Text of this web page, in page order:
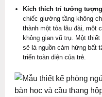
Kích thích trí tưởng
chiếc giường tầng không
thành một tòa lâu đài, một
không gian vũ trụ. Một
sẽ là nguồn cảm hứng bất
triển toàn diện của trẻ.